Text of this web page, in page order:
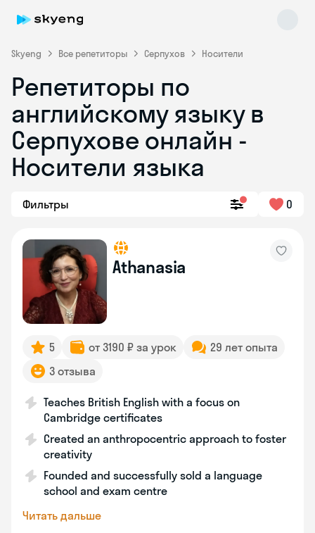
Skyeng Все репетиторы Серпухов Носители
Репетиторы по
английскому языку в
Серпухове онлайн -
Носители языка
Фильтры 0
Athanasia
5 от 3190 ₽ за урок
29 лет опыта
3 отзыва
Teaches British English with a focus on
Cambridge certificates
Created an anthropocentric approach to foster
creativity
Founded and successfully sold a language
school and exam centre
Читать дальше